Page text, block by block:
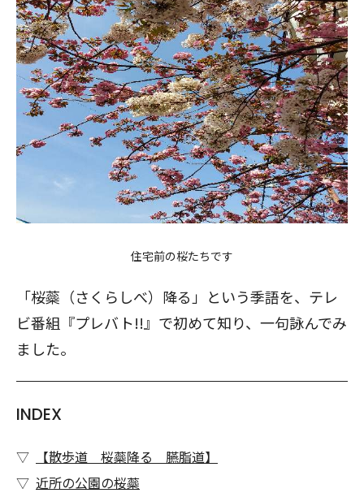
住宅前の桜たちです
「桜蘂（さくらしべ）降る」という季語を、テレ
ビ番組『プレバト!!』で初めて知り、一句詠んでみ
ました。
INDEX
【散歩道 桜蘂降る 臙脂道】
近所の公園の桜蘂